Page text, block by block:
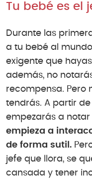
Tu bebé es el
Durante las
a tu bebé al
exigente que
además, no
recompensa. Pero
tendrás. A partir
empezarás a
empieza a
de forma sutil.
jefe que llora, se
cansada y tener